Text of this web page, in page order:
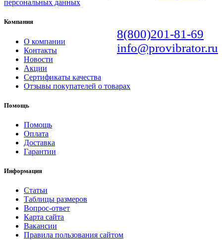
персональных данных
8(800)201-81-69
info@provibrator.ru
Компания
О компании
Контакты
Новости
Акции
Сертификаты качества
Отзывы покупателей о товарах
Помощь
Помощь
Оплата
Доставка
Гарантии
Информация
Статьи
Таблицы размеров
Вопрос-ответ
Карта сайта
Вакансии
Правила пользования сайтом